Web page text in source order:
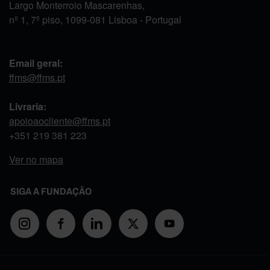
Largo Monterroio Mascarenhas,
nº 1, 7º piso, 1099-081 Lisboa - Portugal
Email geral:
ffms@ffms.pt
Livraria:
apoioaocliente@ffms.pt
+351 219 381 223
Ver no mapa
SIGA A FUNDAÇÃO